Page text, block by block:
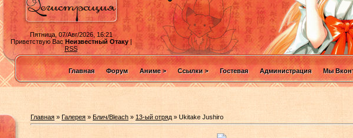
Пятница, 07/Авг/2026, 16:21
Приветствую ВасНеизвестный Отаку|
RSS
Главная Форум Аниме > Ссылки > Гостевая Администрация Мы
Главная »Галерея » Блич/Bleach » 13-ый отряд » Ukitake Jushiro